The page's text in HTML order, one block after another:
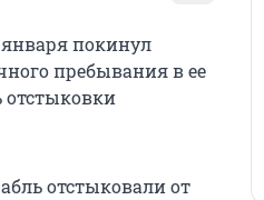
покинул
пребывания в ее
отстыковки
отстыковали от